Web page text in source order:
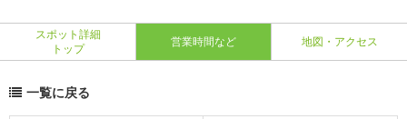
スポット詳細
トップ
営業時間など 地図・アクセス
一覧に戻る